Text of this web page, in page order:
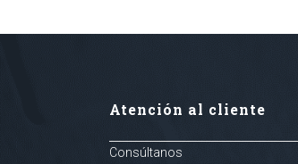
Atención al cliente
Consúltanos